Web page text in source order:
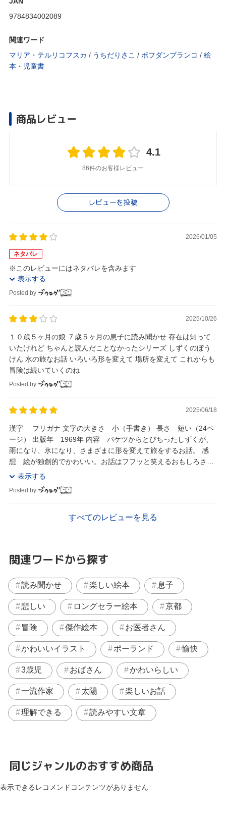
9784834002089
関連ワード
マリア・テルリコフスカ / うちだりさこ / ボフダンブランコ / 絵
本・児童書
商品レビュー
4.1
86件のお客様レビュー
レビューを投稿
2026/01/05
ネタバレ
※このレビューにはネタバレを含みます
表示する
Posted by
2025/10/26
１０歳５ヶ月の娘 ７歳５ヶ月の息子に読み聞かせ 存在は知って
いたけれど ちゃんと読んだことなかったシリーズ しずくのぼう
けん 水の旅なお話 いろいろ形を変えて 場所を変えて これからも
冒険は続いていくのね
Posted by
2025/06/18
漢字 フリガナ 文字の大きさ 小（手書き） 長さ 短い（24ペ
ージ） 出版年 1969年 内容 バケツからとびちったしずくが、
雨になり、氷になり、さまざまに形を変えて旅をするお話。 感
想 絵が独創的でかわいい。お話はフフッと笑えるおもしろさ
で、水が形を変えていくことも自然に学ぶ...
表示する
Posted by
すべてのレビューを見る
関連ワードから探す
読み聞かせ 楽しい絵本 息子
悲しい ロングセラー絵本 京都
冒険 傑作絵本 お医者さん
かわいいイラスト ポーランド 愉快
3歳児 おばさん かわいらしい
一流作家 太陽 楽しいお話
理解できる 読みやすい文章
同じジャンルのおすすめ商品
表示できるレコメンドコンテンツがありません